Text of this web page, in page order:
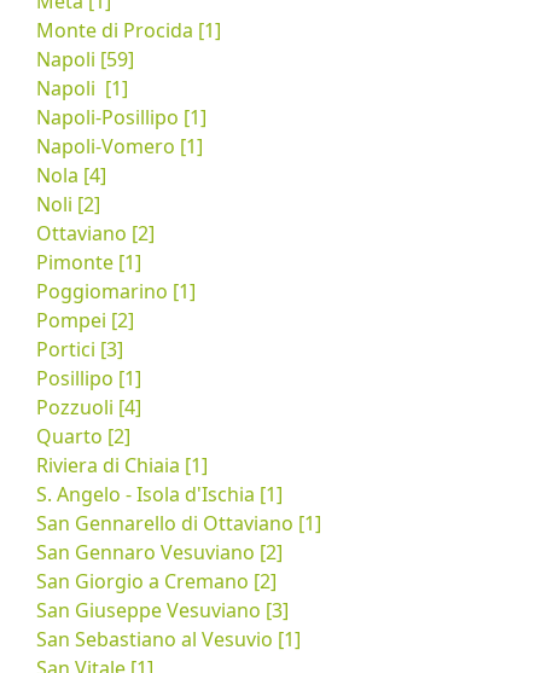
Monte di Procida [1]
Napoli [59]
Napoli ‎ [1]
Napoli-Posillipo [1]
Napoli-Vomero [1]
Nola [4]
Noli [2]
Ottaviano [2]
Pimonte [1]
Poggiomarino [1]
Pompei [2]
Portici [3]
Posillipo [1]
Pozzuoli [4]
Quarto [2]
Riviera di Chiaia [1]
S. Angelo - Isola d'Ischia [1]
San Gennarello di Ottaviano [1]
San Gennaro Vesuviano [2]
San Giorgio a Cremano [2]
San Giuseppe Vesuviano [3]
San Sebastiano al Vesuvio [1]
San Vitale [1]